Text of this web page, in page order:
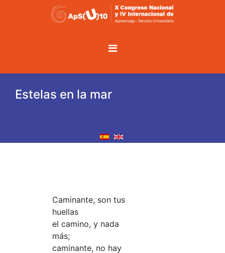
Estelas en la mar
Caminante, son tus
huellas
el camino, y nada
más;
caminante, no hay